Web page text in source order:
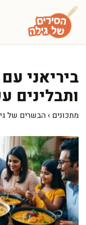
לדלג
לתוכן
ביריאני
ותבלינים
מתכונים › הבשרים של